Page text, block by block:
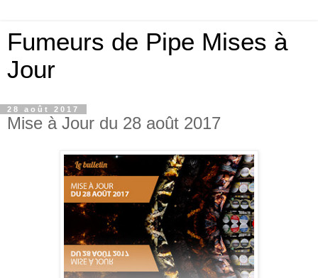
Fumeurs de Pipe Mises à
Jour
28 août 2017
Mise à Jour du 28 août 2017